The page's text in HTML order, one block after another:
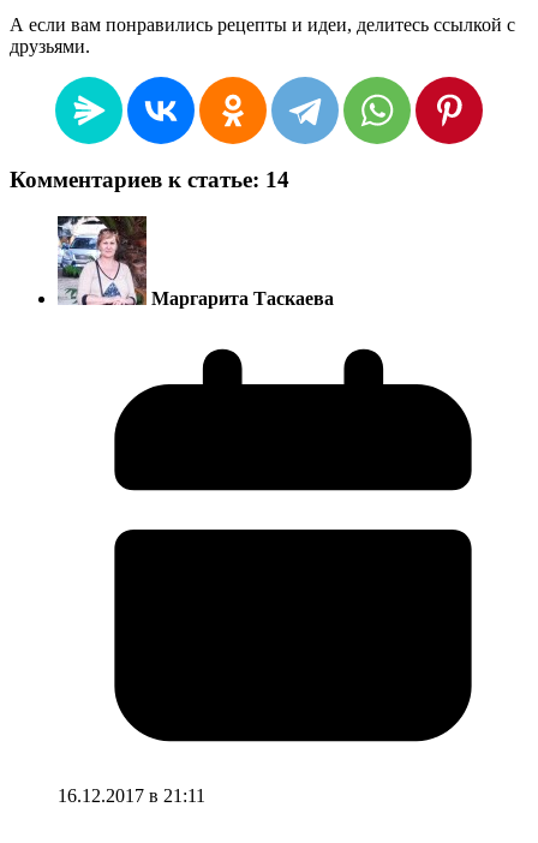
А если вам понравились рецепты и идеи, делитесь ссылкой с
друзьями.
Комментариев к статье: 14
Маргарита Таскаева
16.12.2017 в 21:11